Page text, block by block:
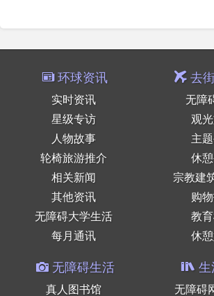
环球资讯
实时资讯
星级专访
人物故事
轮椅旅游推介
相关新闻
其他资讯
无障碍大学生活
每月通讯
去
无障
观
主
休
宗教建
购
教
休
无障碍生活
真人图书馆
生
无障碍